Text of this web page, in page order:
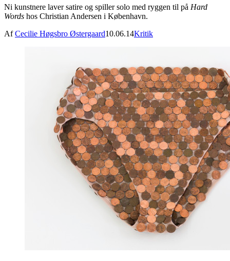
Ni kunstnere laver satire og spiller solo med ryggen til på Hard
Words hos Christian Andersen i København.
AfCecilie Høgsbro Østergaard10.06.14Kritik